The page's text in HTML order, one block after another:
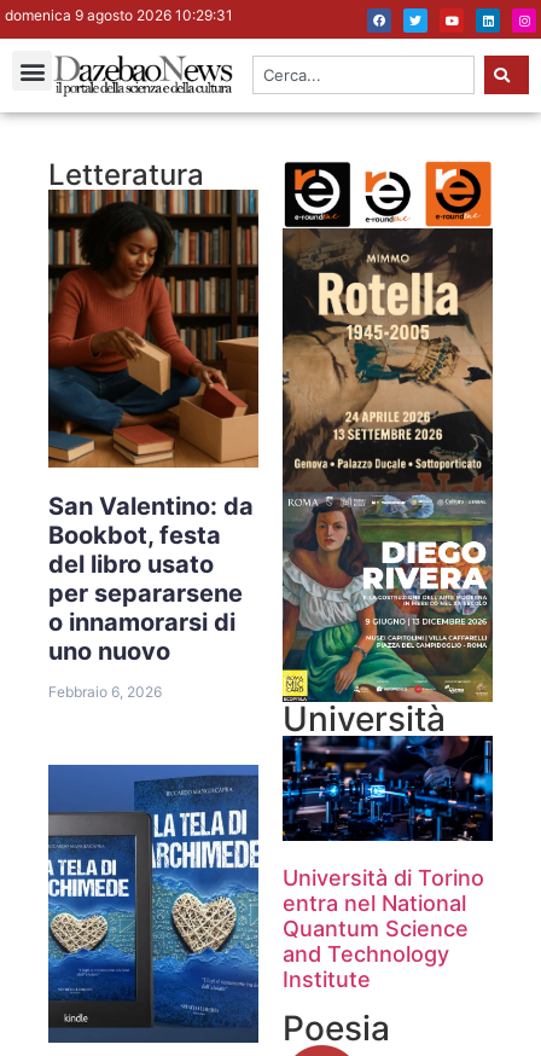
domenica 9 agosto 2026 10:29:31
Letteratura
San Valentino: da
Bookbot, festa
del libro usato
per separarsene
o innamorarsi di
uno nuovo
Febbraio 6, 2026
Università
Università di Torino
entra nel National
Quantum Science
and Technology
Institute
Poesia